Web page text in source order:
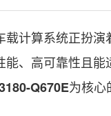
算系统正扮演
、高可靠性且
Q670E为核心